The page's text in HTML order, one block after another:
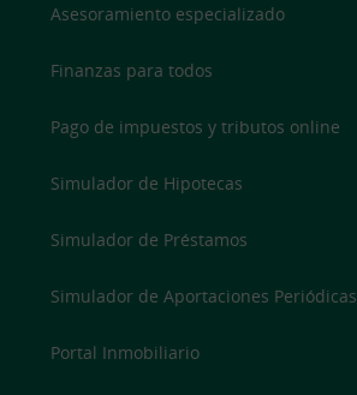
Asesoramiento especializado
Finanzas para todos
Pago de impuestos y tributos online
Simulador de Hipotecas
Simulador de Préstamos
Simulador de Aportaciones Periódicas
Portal Inmobiliario